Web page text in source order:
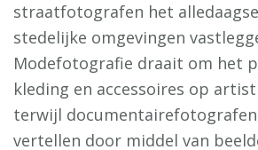
straatfotografen het
stedelijke omgevingen
Modefotografie draait om het
kleding en accessoires op
terwijl
vertellen door middel van